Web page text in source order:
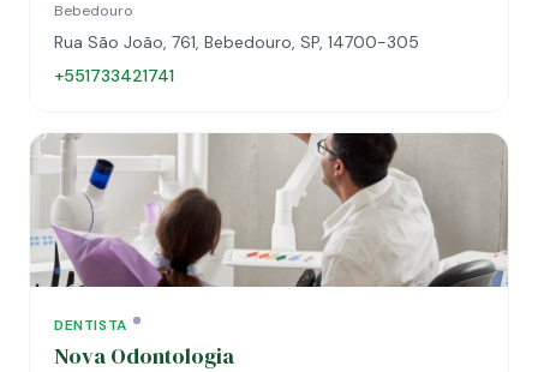
Bebedouro
Rua São João, 761, Bebedouro, SP, 14700-305
+551733421741
DENTISTA
Nova Odontologia